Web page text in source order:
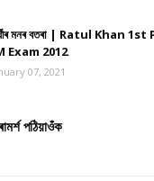
মনৰ বতৰা | Ratul
Exam 2012
07, 2021
পঠিয়াওঁক